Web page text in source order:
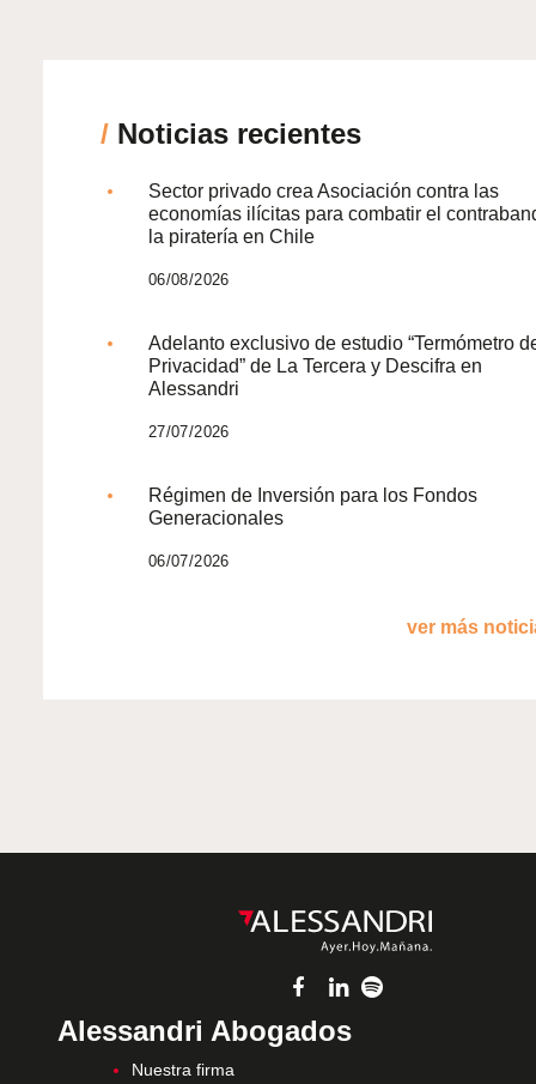
/ Noticias recientes
Sector privado crea Asociación contra las
economías ilícitas para combatir el
la piratería en Chile
06/08/2026
Adelanto exclusivo de estudio “Termómetro
Privacidad” de La Tercera y Descifra en
Alessandri
27/07/2026
Régimen de Inversión para los Fondos
Generacionales
06/07/2026
ver más
Alessandri Abogados
Nuestra firma